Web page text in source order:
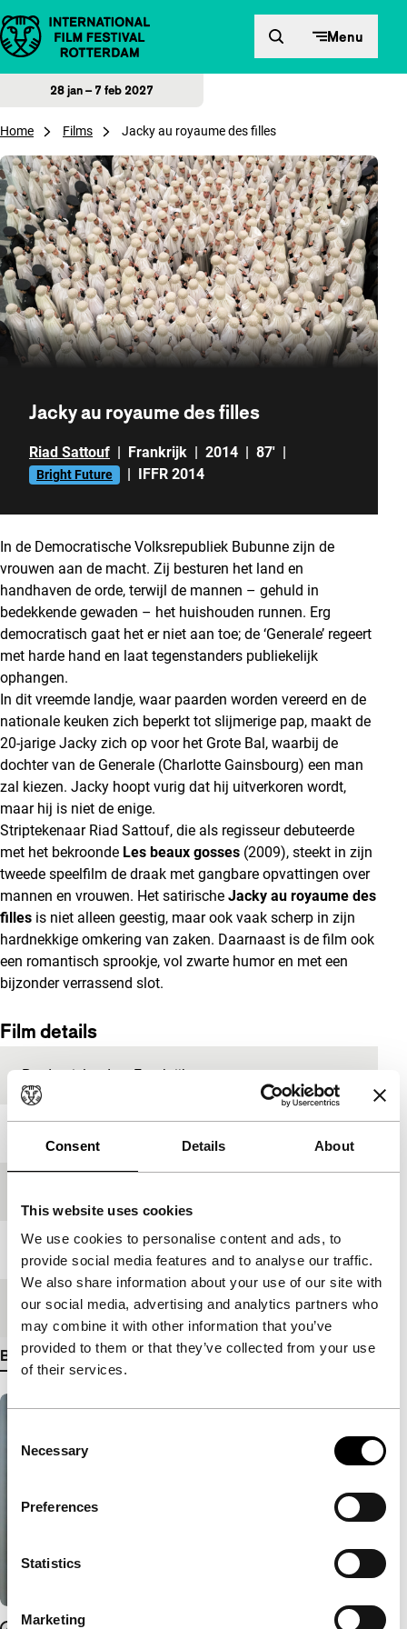
Consent Details About
This website uses cookies
We use cookies to personalise content and ads, to
provide social media features and to analyse our traffic.
We also share information about your use of our site with
our social media, advertising and analytics partners who
may combine it with other information that you’ve
provided to them or that they’ve collected from your use
of their services.
Selection
Necessary
Preferences
Statistics
Marketing
Direct naar inhoud Menu
28 jan – 7 feb 2027
Home Films Jacky au royaume des filles
Jacky au royaume des filles
Riad Sattouf | Frankrijk | 2014 | 87' |
Bright Future | IFFR 2014
In de Democratische Volksrepubliek Bubunne zijn de
vrouwen aan de macht. Zij besturen het land en
handhaven de orde, terwijl de mannen – gehuld in
bedekkende gewaden – het huishouden runnen. Erg
democratisch gaat het er niet aan toe; de ‘Generale’ regeert
met harde hand en laat tegenstanders publiekelijk
ophangen.
In dit vreemde landje, waar paarden worden vereerd en de
nationale keuken zich beperkt tot slijmerige pap, maakt de
20-jarige Jacky zich op voor het Grote Bal, waarbij de
dochter van de Generale (Charlotte Gainsbourg) een man
zal kiezen. Jacky hoopt vurig dat hij uitverkoren wordt,
maar hij is niet de enige.
Striptekenaar Riad Sattouf, die als regisseur debuteerde
met het bekroonde Les beaux gosses (2009), steekt in zijn
tweede speelfilm de draak met gangbare opvattingen over
mannen en vrouwen. Het satirische Jacky au royaume des
filles is niet alleen geestig, maar ook vaak scherp in zijn
hardnekkige omkering van zaken. Daarnaast is de film ook
een romantisch sprookje, vol zwarte humor en met een
bijzonder verrassend slot.
Film details
Productieland Frankrijk
Lengte 87'
Medium/FormaatDCP
Bekijk meer details